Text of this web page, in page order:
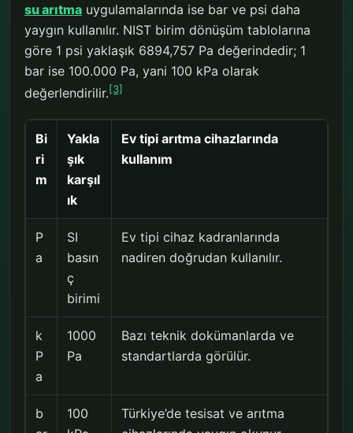
su arıtma uygulamalarında ise bar ve psi daha
yaygın kullanılır. NIST birim dönüşüm tablolarına
göre 1 psi yaklaşık 6894,757 Pa değerindedir; 1
bar ise 100.000 Pa, yani 100 kPa olarak
değerlendirilir.[3]
Bi
ri
m
Yakla
şık
karşıl
ık
Ev tipi arıtma cihazlarında
kullanım
P
a
SI
basın
ç
birimi
Ev tipi cihaz kadranlarında
nadiren doğrudan kullanılır.
k
P
a
1000
Pa
Bazı teknik dokümanlarda ve
standartlarda görülür.
b
100
Türkiye’de tesisat ve arıtma